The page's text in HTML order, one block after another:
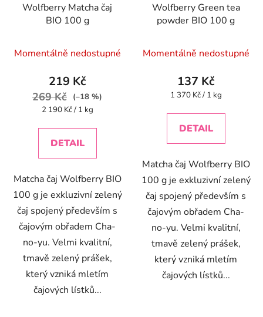
Wolfberry Matcha čaj
BIO 100 g
Momentálně nedostupné
219 Kč
269 Kč
(–18 %)
Měrná
2 190 Kč / 1 kg
DETAIL
Matcha čaj Wolfberry BIO
100 g je exkluzivní zelený
čaj spojený především s
čajovým obřadem Cha-
no-yu. Velmi kvalitní,
tmavě zelený prášek,
který vzniká mletím
čajových lístků...
Wolfberry Green tea
powder BIO 100 g
Momentálně nedostupné
137 Kč
Měrná
1 370 Kč / 1 kg
DETAIL
Matcha čaj Wolfberry BIO
100 g je exkluzivní zelený
čaj spojený především s
čajovým obřadem Cha-
no-yu. Velmi kvalitní,
tmavě zelený prášek,
který vzniká mletím
čajových lístků...